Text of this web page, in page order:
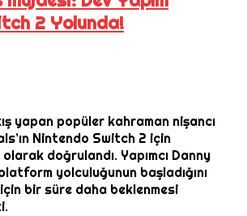
2 Yolunda!
yapan popüler kahraman nişancı
Nintendo Switch 2 için
doğrulandı. Yapımcı Danny
yolculuğunun başladığını
bir süre daha beklenmesi